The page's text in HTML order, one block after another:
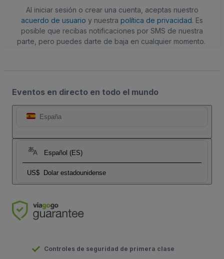
Al iniciar sesión o crear una cuenta, aceptas nuestro
acuerdo de usuario y nuestra política de privacidad. Es
posible que recibas notificaciones por SMS de nuestra
parte, pero puedes darte de baja en cualquier momento.
Eventos en directo en todo el mundo
España
Español (ES)
US$ Dolar estadounidense
Controles de seguridad de primera clase